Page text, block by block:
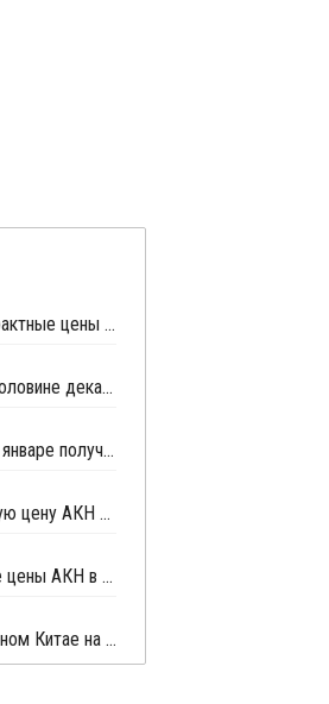
Sinopec повысил мартовские контрактные цены АКН в Северном Китае на CNY3 600 за тонну
Zhejiang Petrochemical во второй половине декабря приступит к тестовому производству на новом заводе стирола в Китае
Zhejiang Petrochemical в декабре - январе получит коммерческую продукцию на новом заводе бензола в Китае
Sinopec Anqing установила июльскую цену АКН на CNY650 выше уровня цен в июне
Sinopec Anqing подняла апрельские цены АКН в Китае
Sinopec снизила цены АКН в Северном Китае на CNY400-700 за тонну